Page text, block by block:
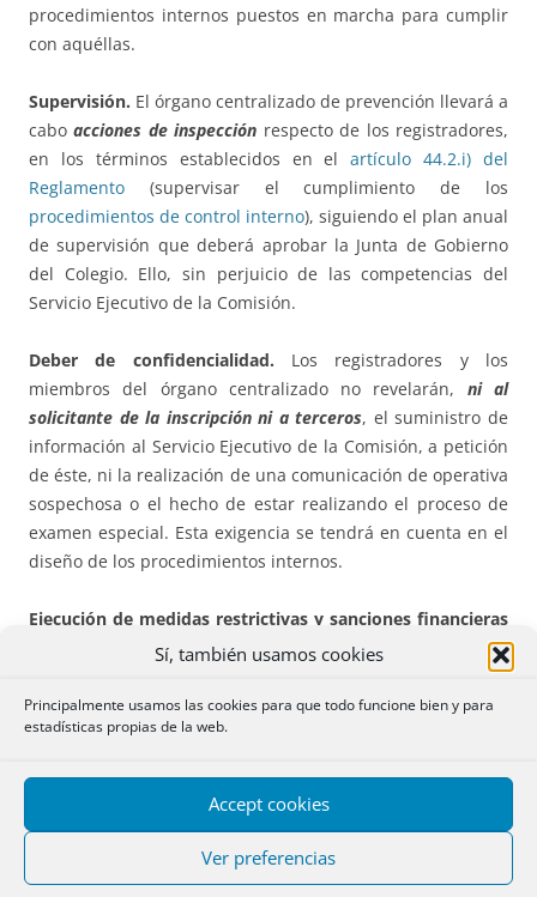
Sí, también usamos cookies
Principalmente usamos las cookies para que todo funcione bien y para
estadísticas propias de la web.
Accept cookies
Ver preferencias
procedimientos internos puestos en marcha para cumplir
con aquéllas.
Supervisión. El órgano centralizado de prevención llevará a
caboacciones de inspección respecto de los registradores,
en los términos establecidos en elartículo 44.2.i) del
Reglamento (supervisar el cumplimiento de los
procedimientos de control interno), siguiendo el plan anual
de supervisión que deberá aprobar la Junta de Gobierno
del Colegio. Ello, sin perjuicio de las competencias del
Servicio Ejecutivo de la Comisión.
Deber de confidencialidad. Los registradores y los
miembros del órgano centralizado no revelarán, ni al
solicitante de la inscripción ni a terceros, el suministro de
información al Servicio Ejecutivo de la Comisión, a petición
de éste, ni la realización de una comunicación de operativa
sospechosa o el hecho de estar realizando el proceso de
examen especial. Esta exigencia se tendrá en cuenta en el
diseño de los procedimientos internos.
Ejecución de medidas restrictivas y sanciones financieras
internacionales. Art. 12
Lasprohibiciones de disponerque afecten a bienes
muebles e inmuebles, adoptadas al amparo de
los países de la Unión Europea o acordadas por el Consejo
de Ministros, en aplicación del
10/2010, se harán constar en los correspondientes
registros, por
,